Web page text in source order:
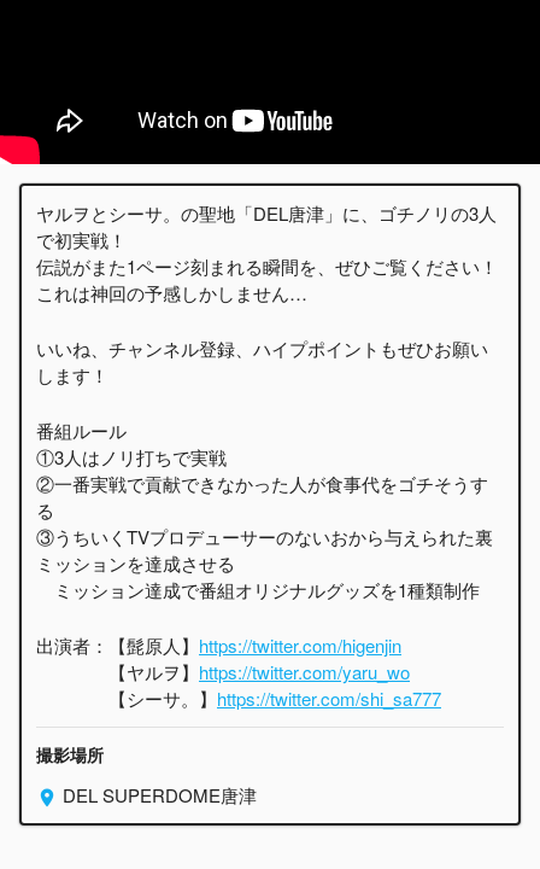
ヤルヲとシーサ。の聖地「DEL唐津」に、ゴチノリの3人
で初実戦！
伝説がまた1ページ刻まれる瞬間を、ぜひご覧ください！
これは神回の予感しかしません…
いいね、チャンネル登録、ハイプポイントもぜひお願い
します！
番組ルール
①3人はノリ打ちで実戦
②一番実戦で貢献できなかった人が食事代をゴチそうす
る
③うちいくTVプロデューサーのないおから与えられた裏
ミッションを達成させる
ミッション達成で番組オリジナルグッズを1種類制作
出演者：【髭原人】 https://twitter.com/higenjin
【ヤルヲ】 https://twitter.com/yaru_wo
【シーサ。】 https://twitter.com/shi_sa777
撮影場所
DEL SUPERDOME唐津